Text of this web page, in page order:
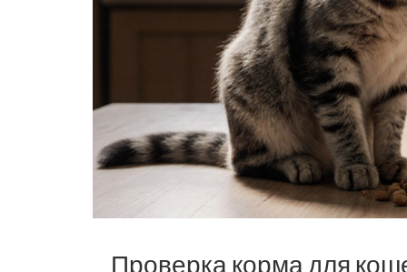
Проверка корма для